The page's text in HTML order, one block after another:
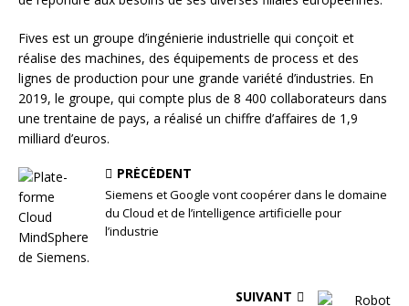
Fives est un groupe d’ingénierie industrielle qui conçoit et
réalise des machines, des équipements de process et des
lignes de production pour une grande variété d’industries. En
2019, le groupe, qui compte plus de 8 400 collaborateurs dans
une trentaine de pays, a réalisé un chiffre d’affaires de 1,9
milliard d’euros.
PRÉCÉDENT
Siemens et Google vont coopérer dans le domaine
du Cloud et de l’intelligence artificielle pour
l’industrie
SUIVANT